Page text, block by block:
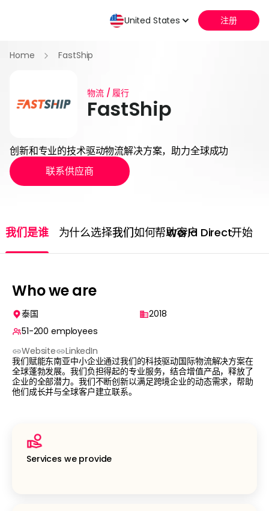
Home FastShip
物流 / 履行
FastShip
创新和专业的技术驱动物流解决方案，助力全球成功
联系供应商
我们是谁 为什么选择我们我们如何帮助客户World Direct开始
Who we are
泰国
2018
51-200 employees
Website
LinkedIn
我们赋能东南亚中小企业通过我们的科技驱动国际物流解决方案在
全球蓬勃发展。我们负担得起的专业服务，结合增值产品，释放了
企业的全部潜力。我们不断创新以满足跨境企业的动态需求，帮助
他们成长并与全球客户建立联系。
Services we provide
United States 注册